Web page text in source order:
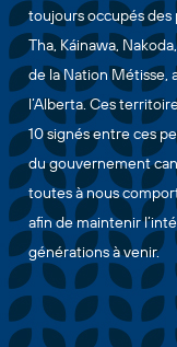
toujours occupés des
Tha, Káinawa,
de la Nation Métisse,
l’Alberta. Ces
10 signés entre ces
du gouvernement
toutes à nous
afin de maintenir
générations à venir.